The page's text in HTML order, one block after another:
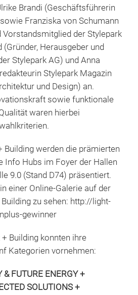
Brandi (Geschäftsführerin
Franziska von Schumann
Vorstandsmitglied der Stylepark
(Gründer, Herausgeber und
Stylepark AG) und Anna
Stylepark Magazin
und Design) an.
sowie funktionale
waren hierbei
Building werden die prämierten
Info Hubs im Foyer der Hallen
9.0 (Stand D74) präsentiert.
einer Online-Galerie auf der
zu sehen: http://light-
gewinner
Building konnten ihre
Kategorien vornehmen:
& FUTURE ENERGY +
SOLUTIONS +